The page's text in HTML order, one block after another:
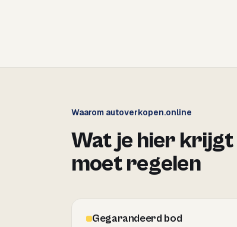
Waarom autoverkopen.online
Wat je hier krijgt
moet regelen
Gegarandeerd bod